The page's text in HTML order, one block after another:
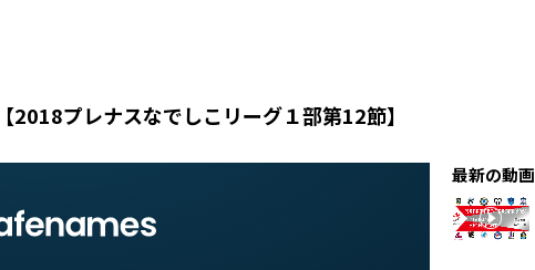
プレナスなでしこリーグ１部第12節】
最新の動画